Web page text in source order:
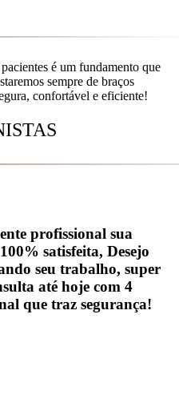
é um fundamento que
sempre de braços
confortável e eficiente!
profissional sua
satisfeita, Desejo
seu trabalho, super
até hoje com 4
que traz segurança!